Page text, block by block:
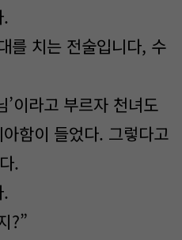
.
를 치는 전술입니다, 수
’이라고 부르자 천녀도
함이 들었다. 그렇다고
.
.
?”